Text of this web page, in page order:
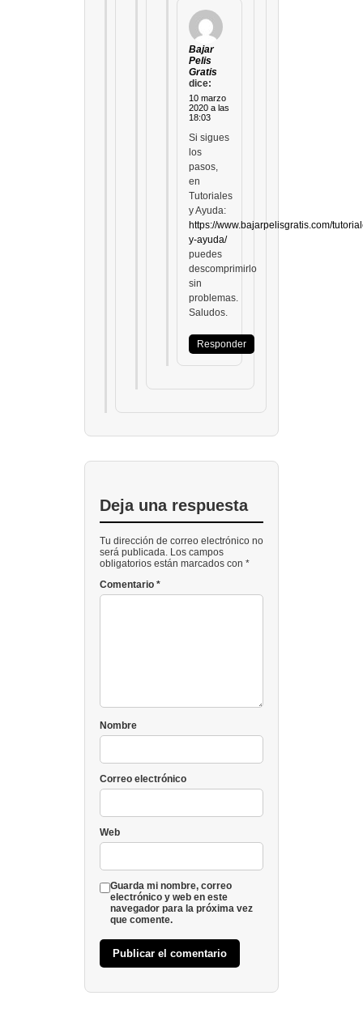
Bajar
Pelis
Gratis
dice:
10 marzo
2020 a las
18:03
Si sigues
los
pasos,
en
Tutoriales
y Ayuda:
https://www.bajarpelisgratis.com/
y-ayuda/
puedes
descomprimirlo
sin
problemas.
Saludos.
Responder
Deja una respuesta
Tu dirección de correo electrónico no
será publicada. Los campos
obligatorios están marcados con *
Comentario *
Nombre
Correo electrónico
Web
Guarda mi nombre, correo
electrónico y web en este
navegador para la próxima vez
que comente.